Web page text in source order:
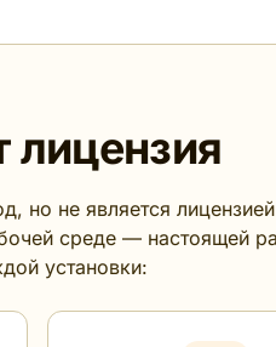
лицензия
но не является
среде — настоящей
установки: